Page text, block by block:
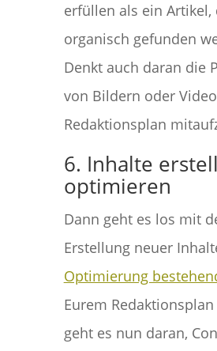
erfüllen als ein Artikel,
organisch gefunden
Denkt auch daran die
von Bildern oder
Redaktionsplan
6. Inhalte
optimieren
Dann geht es los mit
Erstellung neuer
Optimierung
Eurem
geht es nun daran,